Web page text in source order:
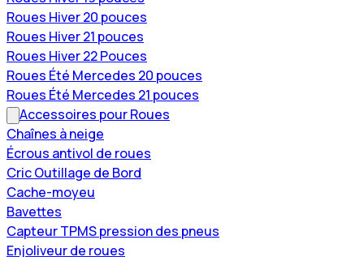
Roues Hiver 20 pouces
Roues Hiver 21 pouces
Roues Hiver 22 Pouces
Roues Été Mercedes 20 pouces
Roues Été Mercedes 21 pouces
Accessoires pour Roues
Chaînes à neige
Écrous antivol de roues
Cric Outillage de Bord
Cache-moyeu
Bavettes
Capteur TPMS pression des pneus
Enjoliveur de roues